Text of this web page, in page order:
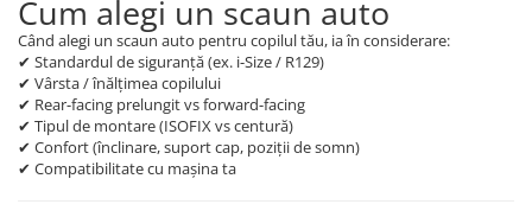
Cum alegi un scaun auto
Când alegi un scaun auto pentru copilul tău, ia în considerare:
✔ Standardul de siguranță (ex. i-Size / R129)
✔ Vârsta / înălțimea copilului
✔ Rear-facing prelungit vs forward-facing
✔ Tipul de montare (ISOFIX vs centură)
✔ Confort (înclinare, suport cap, poziții de somn)
✔ Compatibilitate cu mașina ta